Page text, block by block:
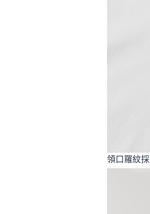
領口羅紋